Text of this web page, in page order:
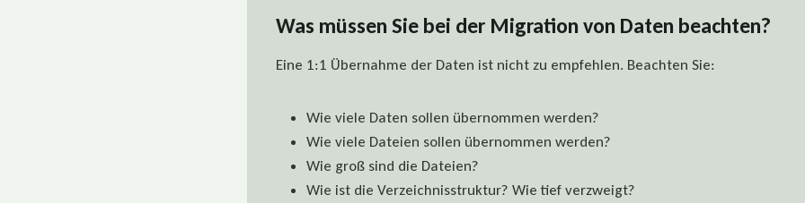
Was müssen Sie bei der Migration von Daten beachten?
Eine 1:1 Übernahme der Daten ist nicht zu empfehlen. Beachten Sie:
Wie viele Daten sollen übernommen werden?
Wie viele Dateien sollen übernommen werden?
Wie groß sind die Dateien?
Wie ist die Verzeichnisstruktur? Wie tief verzweigt?